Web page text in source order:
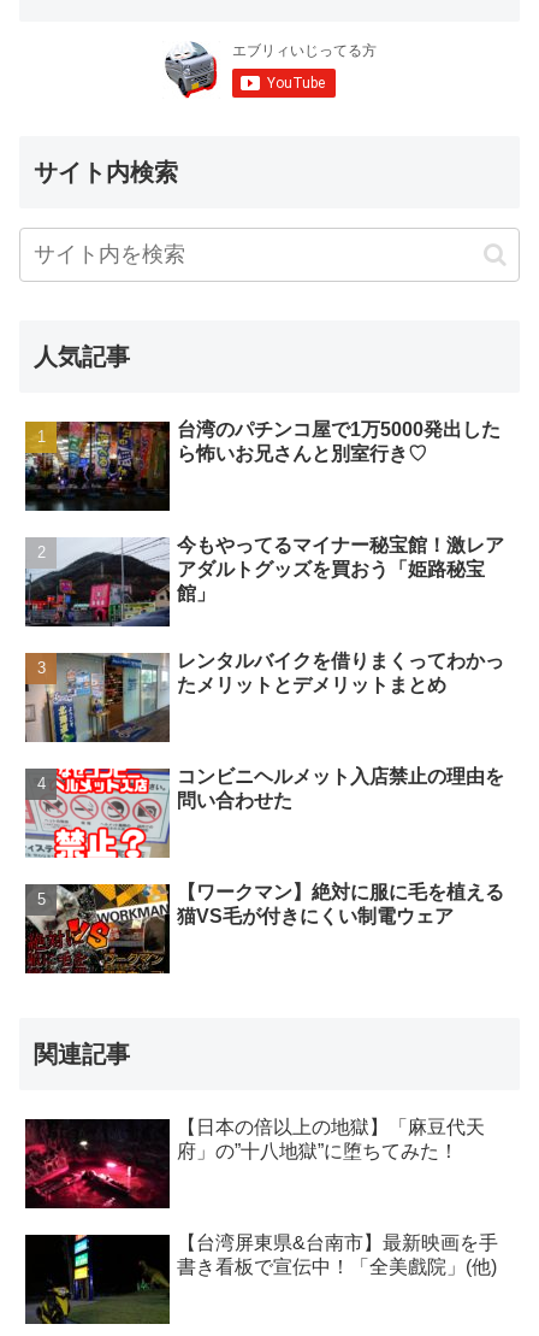
サイト内検索
人気記事
台湾のパチンコ屋で1万5000発出した
ら怖いお兄さんと別室行き♡
今もやってるマイナー秘宝館！激レア
アダルトグッズを買おう「姫路秘宝
館」
レンタルバイクを借りまくってわかっ
たメリットとデメリットまとめ
コンビニヘルメット入店禁止の理由を
問い合わせた
【ワークマン】絶対に服に毛を植える
猫VS毛が付きにくい制電ウェア
関連記事
【日本の倍以上の地獄】「麻豆代天
府」の”十八地獄”に堕ちてみた！
【台湾屏東県&台南市】最新映画を手
書き看板で宣伝中！「全美戲院」(他)